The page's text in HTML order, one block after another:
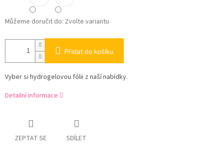
Můžeme doručit do: Zvolte variantu
Přidat do košíku
Vyber si hydrogelovou fólii z naší nabídky.
Detailní informace
ZEPTAT SE SDÍLET